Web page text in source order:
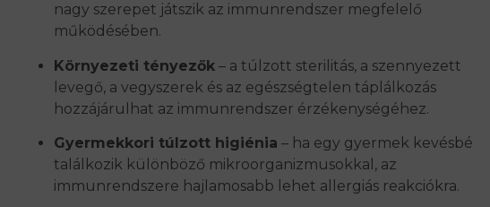
nagy szerepet játszik az immunrendszer megfelelő
működésében.
Környezeti tényezők – a túlzott sterilitás, a szennyezett
levegő, a vegyszerek és az egészségtelen táplálkozás
hozzájárulhat az immunrendszer érzékenységéhez.
Gyermekkori túlzott higiénia – ha egy gyermek kevésbé
találkozik különböző mikroorganizmusokkal, az
immunrendszere hajlamosabb lehet allergiás reakciókra.